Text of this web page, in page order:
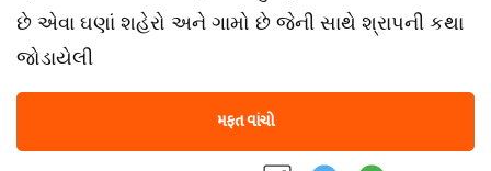
છે એવા ઘણાં શહેરો અને ગામો છે જેની સાથે શ્રાપની કથા
જોડાયેલી
મફત વાંચો